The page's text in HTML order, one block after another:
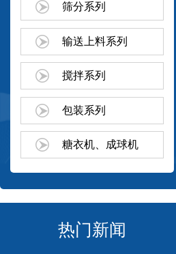
筛分系列
输送上料系列
搅拌系列
包装系列
糖衣机、成球机
热门新闻